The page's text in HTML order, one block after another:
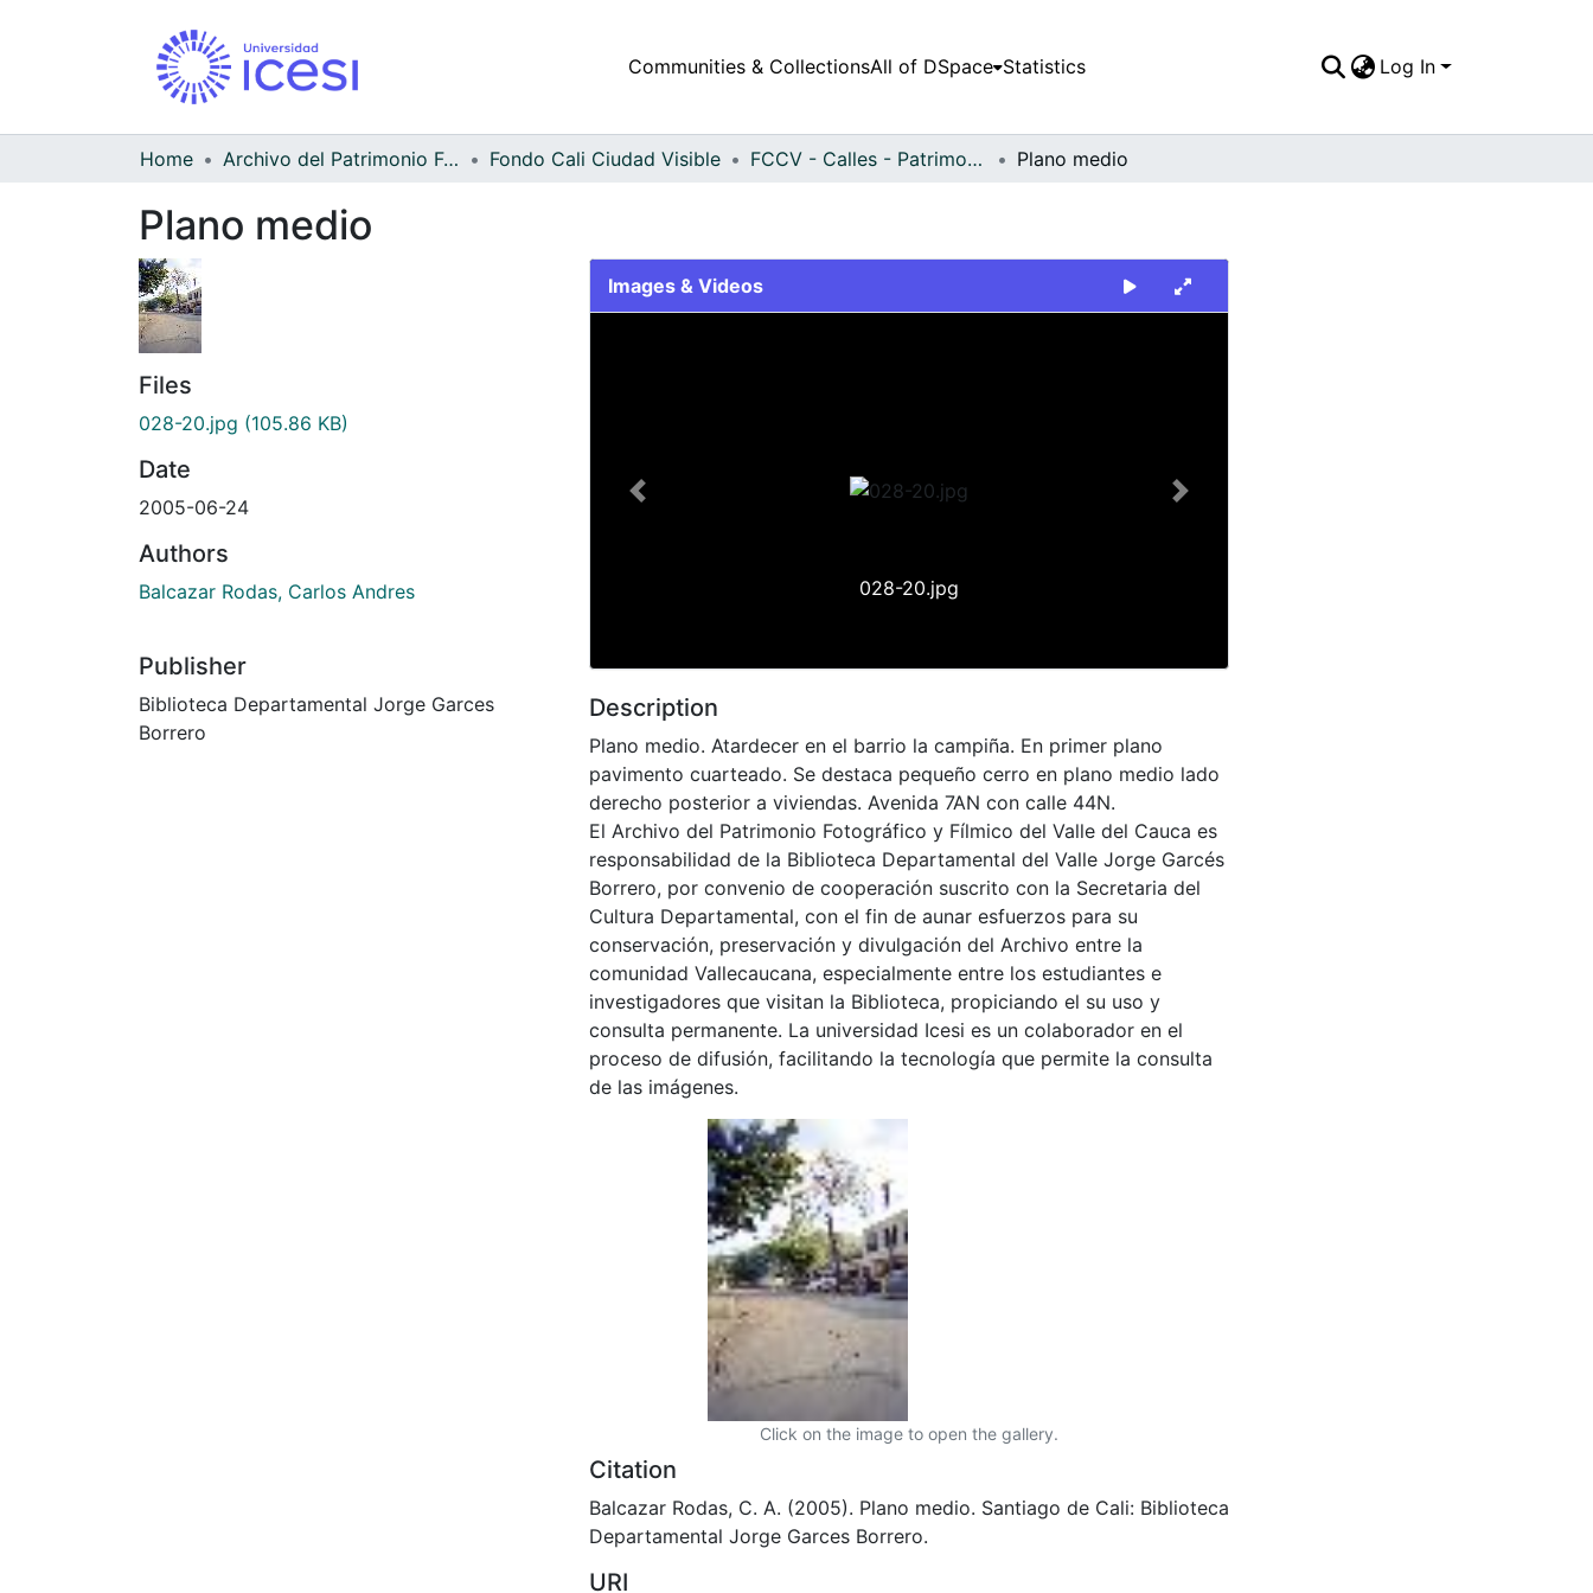
Communities & CollectionsAll of DSpace Statistics Log In
Home Archivo del Patrimonio Fotográfico y Fílmico del Valle del Cauca Fondo Cali Ciudad Visible FCCV - Calles - Patrimonial Plano medio
Plano medio
Files
028-20.jpg (105.86 KB)
Date
2005-06-24
Authors
Balcazar Rodas, Carlos Andres
Publisher
Biblioteca Departamental Jorge Garces
Borrero
Images & Videos
028-20.jpg
Previous Next
Description
Plano medio. Atardecer en el barrio la campiña. En primer plano
pavimento cuarteado. Se destaca pequeño cerro en plano medio lado
derecho posterior a viviendas. Avenida 7AN con calle 44N.
El Archivo del Patrimonio Fotográfico y Fílmico del Valle del Cauca es
responsabilidad de la Biblioteca Departamental del Valle Jorge Garcés
Borrero, por convenio de cooperación suscrito con la Secretaria del
Cultura Departamental, con el fin de aunar esfuerzos para su
conservación, preservación y divulgación del Archivo entre la
comunidad Vallecaucana, especialmente entre los estudiantes e
investigadores que visitan la Biblioteca, propiciando el su uso y
consulta permanente. La universidad Icesi es un colaborador en el
proceso de difusión, facilitando la tecnología que permite la consulta
de las imágenes.
Click on the image to open the gallery.
Citation
Balcazar Rodas, C. A. (2005). Plano medio. Santiago de Cali: Biblioteca
Departamental Jorge Garces Borrero.
URI